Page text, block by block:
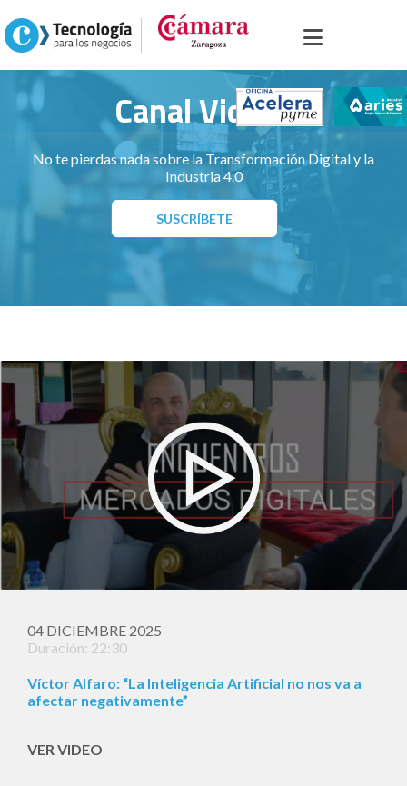
Inicio Portal sector servicios >Canal Videos
Canal Videos
No te pierdas nada sobre la Transformación Digital y la
Industria 4.0
SUSCRÍBETE
04 DICIEMBRE 2025
Duración: 22:30
Víctor Alfaro: “La Inteligencia Artificial no nos va a
afectar negativamente”
VER VIDEO